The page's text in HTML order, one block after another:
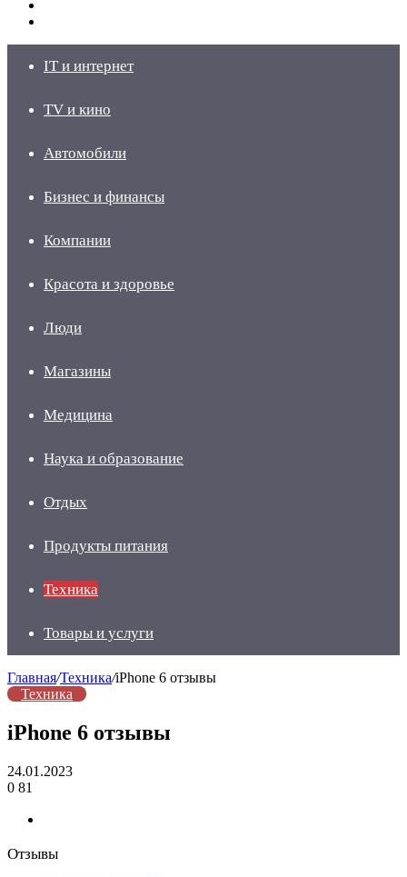
IT и интернет
TV и кино
Автомобили
Бизнес и финансы
Компании
Красота и здоровье
Люди
Магазины
Медицина
Наука и образование
Отдых
Продукты питания
Техника
Товары и услуги
Главная/Техника/iPhone 6 отзывы
Техника
iPhone 6 отзывы
24.01.2023
0 81
Отзывы